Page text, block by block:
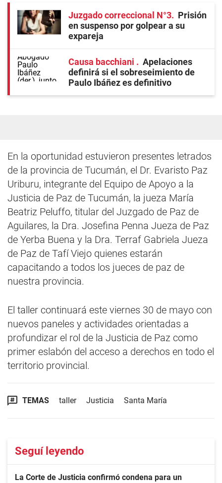
Juzgado correccional N°3
Prisión
en suspenso por golpear a su
expareja
Causa bacchiani
Apelaciones
definirá si el sobreseimiento de
Paulo Ibáñez es definitivo
En la oportunidad estuvieron presentes letrados
de la provincia de Tucumán, el Dr. Evaristo Paz
Uriburu, integrante del Equipo de Apoyo a la
Justicia de Paz de Tucumán, la jueza María
Beatriz Peluffo, titular del Juzgado de Paz de
Aguilares, la Dra. Josefina Penna Jueza de Paz
de Yerba Buena y la Dra. Terraf Gabriela Jueza
de Paz de Tafí Viejo quienes estarán
capacitando a todos los jueces de paz de
nuestra provincia.
El taller continuará este viernes 30 de mayo con
nuevos paneles y actividades orientadas a
profundizar el rol de la Justicia de Paz como
primer eslabón del acceso a derechos en todo el
territorio provincial.
TEMAS taller Justicia Santa María
Seguí leyendo
La Corte de Justicia confirmó condena para un